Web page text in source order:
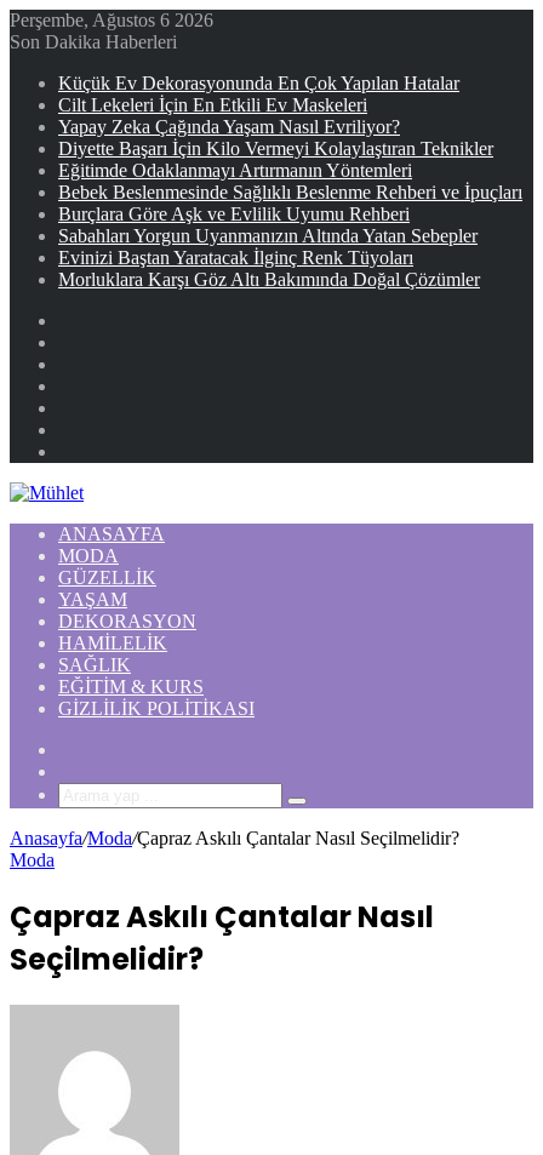
Perşembe, Ağustos 6 2026
Son Dakika Haberleri
Küçük Ev Dekorasyonunda En Çok Yapılan Hatalar
Cilt Lekeleri İçin En Etkili Ev Maskeleri
Yapay Zeka Çağında Yaşam Nasıl Evriliyor?
Diyette Başarı İçin Kilo Vermeyi Kolaylaştıran Teknikler
Eğitimde Odaklanmayı Artırmanın Yöntemleri
Bebek Beslenmesinde Sağlıklı Beslenme Rehberi ve İpuçları
Burçlara Göre Aşk ve Evlilik Uyumu Rehberi
Sabahları Yorgun Uyanmanızın Altında Yatan Sebepler
Evinizi Baştan Yaratacak İlginç Renk Tüyoları
Morluklara Karşı Göz Altı Bakımında Doğal Çözümler
ANASAYFA
MODA
GÜZELLIK
YAŞAM
DEKORASYON
HAMILELIK
SAĞLIK
EĞITIM & KURS
GIZLILIK POLITIKASI
Arama
yap
...
Anasayfa/Moda/Çapraz Askılı Çantalar Nasıl Seçilmelidir?
Moda
Çapraz Askılı Çantalar Nasıl
Seçilmelidir?